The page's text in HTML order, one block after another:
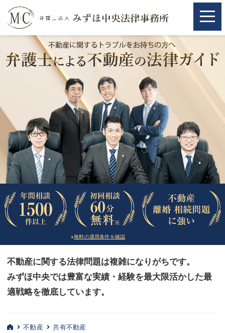
取扱分野
相続・遺言
離婚（夫婦間トラブル）
企業法務
労働問題（解雇，残業等）
刑事弁護
交通事故
法律相談など（その他）
お客様へ
みずほ中央の特長・形式編
※無料の適用条件を確認
不動産に関する法律問題は複雑になりがちです。
みずほ中央では豊富な実績・経験を最大限活かした最
適戦略を徹底しています。
取扱分野
相続・遺言
離婚（夫婦間トラブル）
企業法務
労働問題（解雇，残業等）
刑事弁護
交通事故
法律相談など（その他）
お客様へ
みずほ中央の特長・形式編
不動産
共有不動産